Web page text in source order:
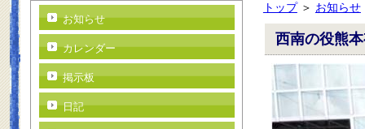
トップ＞ お知らせ
西南の役熊
お知らせ
カレンダー
掲示板
日記